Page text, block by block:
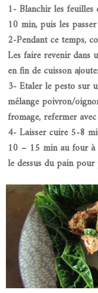
1- Blanchir les feuilles
10 min, puis les
2-Pendant ce temps,
Les faire revenir dans
en fin de cuisson
3- Etaler le pesto sur
mélange poivron/
fromage, refermer
4- Laisser cuire 5-8
10 – 15 min au four à
le dessus du pain